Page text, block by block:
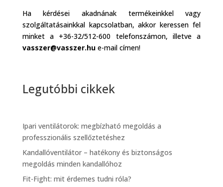
Ha kérdései akadnának termékeinkkel vagy
szolgáltatásainkkal kapcsolatban, akkor keressen fel
minket a +36-32/512-600 telefonszámon, illetve a
vasszer@vasszer.hue-mail címen!
Legutóbbi cikkek
Ipari ventilátorok: megbízható megoldás a
professzionális szellőztetéshez
Kandallóventilátor – hatékony és biztonságos
megoldás minden kandallóhoz
Fit-Fight: mit érdemes tudni róla?